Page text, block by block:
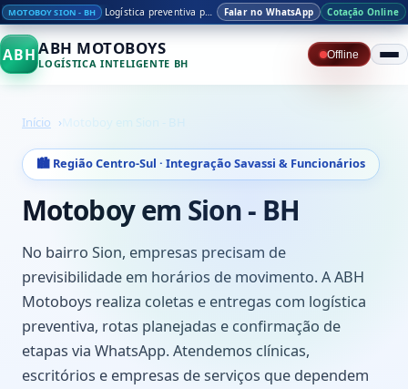
MOTOBOY SION - BH Logística preventiva para empresas no Sion Falar no WhatsApp Cotação Online
ABHABH MOTOBOYS
LOGÍSTICA INTELIGENTE BH
Offline
Início Motoboy em Sion - BH
🏙️ Região Centro-Sul · Integração Savassi & Funcionários
Motoboy em Sion - BH
No bairro Sion, empresas precisam de
previsibilidade em horários de movimento. A ABH
Motoboys realiza coletas e entregas com logística
preventiva, rotas planejadas e confirmação de
etapas via WhatsApp. Atendemos clínicas,
escritórios e empresas de serviços que dependem